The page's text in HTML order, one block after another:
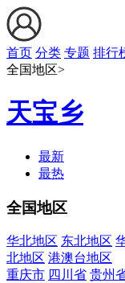
首页 分类 专题 排行
全国地区>
天宝乡
最新
最热
全国地区
华北地区 东北地区
北地区 港澳台地区
重庆市 四川省 贵州